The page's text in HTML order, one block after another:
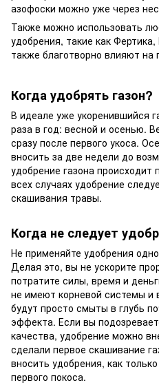
азофоски можно уже через
Также можно использовать
удобрения, такие как
также благотворно влияют на
Когда удобрять газон?
В идеале уже укоренившийся
раза в год: весной и осенью.
сразу после первого укоса.
вносить за две недели до
удобрение газона
всех случаях удобрение
скашивания травы.
Когда не следует
Не применяйте удобрения
Делая это, вы не ускорите
потратите силы, время и
не имеют корневой системы
будут просто смыты в глубь
эффекта. Если вы
качества, удобрение можно
сделали первое скашивание
вносить удобрения, как
первого покоса.